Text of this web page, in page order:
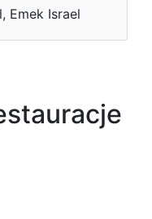
Emek Israel